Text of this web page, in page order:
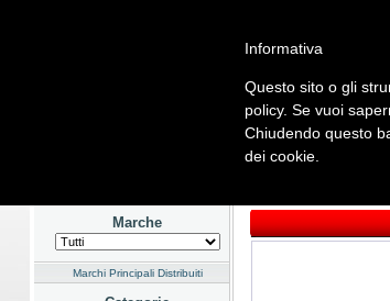
Dati Cliente Servizi
Fotografia Telefonia
Marche
Marchi Principali Distribuiti
Informativa
Questo sito o gli
policy. Se vuoi
Chiudendo questo
dei cookie.